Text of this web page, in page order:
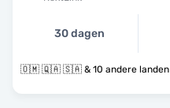
30 dagen
🇴🇲 🇶🇦 🇸🇦 & 10 andere landen